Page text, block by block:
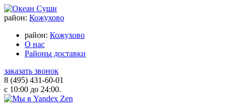
район: Кожухово
район: Кожухово
О нас
Районы доставки
заказать звонок
8 (495) 431-60-01
с 10:00 до 24:00.